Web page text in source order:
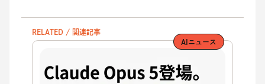
RELATED / 関連記事
AIニュース